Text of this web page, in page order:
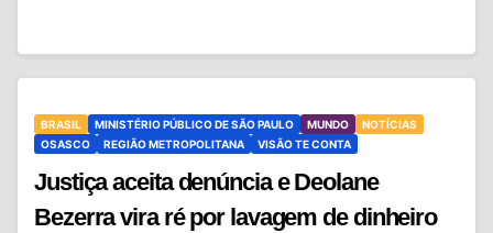
BRASIL MINISTÉRIO PÚBLICO DE SÃO PAULO MUNDO
NOTÍCIAS
OSASCO
REGIÃO METROPOLITANA VISÃO TE CONTA
Justiça aceita denúncia e Deolane
Bezerra vira ré por lavagem de dinheiro